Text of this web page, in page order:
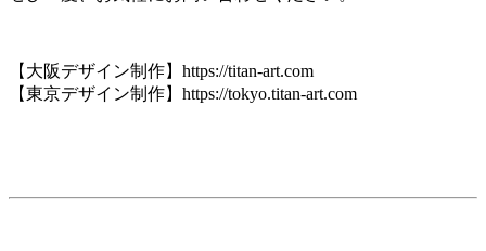
【大阪デザイン制作】https://titan-art.com
【東京デザイン制作】https://tokyo.titan-art.com